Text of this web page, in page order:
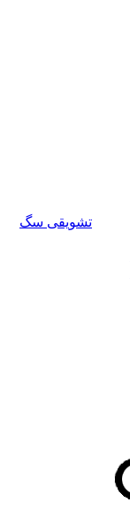
تشویقی سگ